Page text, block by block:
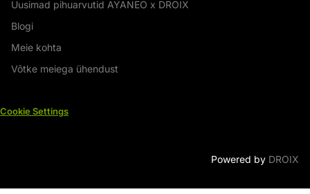
Uusimad pihuarvutid AYANEO x DROIX
Blogi
Meie kohta
Võtke meiega ühendust
Cookie Settings
Powered by DROIX